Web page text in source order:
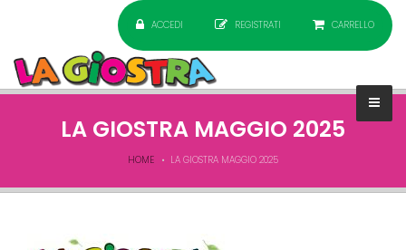
ACCEDI REGISTRATI CARRELLO
LA GIOSTRA MAGGIO 2025
HOME LA GIOSTRA MAGGIO 2025